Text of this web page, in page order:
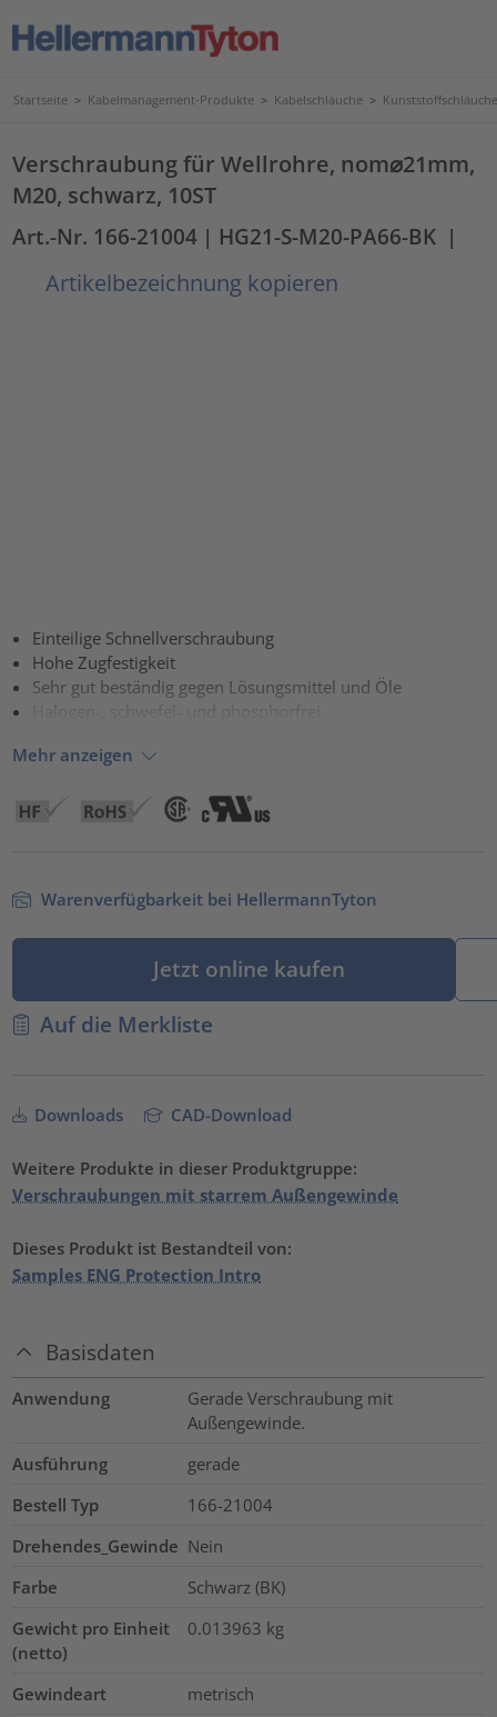
Startseite > Kabelmanagement-Produkte > Kabelschläuche >
Verschraubung für Wellrohre, nom⌀21mm,
M20, schwarz, 10ST
Art.-Nr. 166-21004 | HG21-S-M20-PA66-BK |
Artikelbezeichnung kopieren
Einteilige Schnellverschraubung
Hohe Zugfestigkeit
Sehr gut beständig gegen Lösungsmittel und Öle
Halogen-, schwefel- und phosphorfrei
Mehr anzeigen
Warenverfügbarkeit bei HellermannTyton
Jetzt online kaufen
Auf die Merkliste
Downloads CAD-Download
Weitere Produkte in dieser Produktgruppe:
Verschraubungen mit starrem Außengewinde
Dieses Produkt ist Bestandteil von:
Samples ENG Protection Intro
Basisdaten
Anwendung
Gerade Verschraubung mit
Außengewinde.
Ausführung
gerade
Bestell Typ
166-21004
Drehendes_Gewinde Nein
Farbe
Schwarz (BK)
Gewicht pro Einheit
(netto)
0.013963 kg
Gewindeart
metrisch